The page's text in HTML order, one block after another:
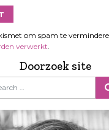
om spam te
verwerkt
Doorzoek site